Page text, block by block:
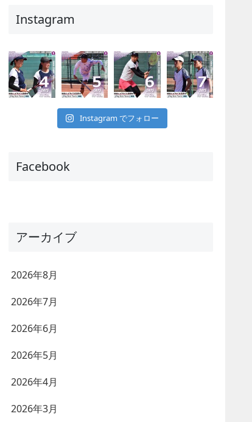
Instagram
Instagram でフォロー
Facebook
アーカイブ
2026年8月
2026年7月
2026年6月
2026年5月
2026年4月
2026年3月